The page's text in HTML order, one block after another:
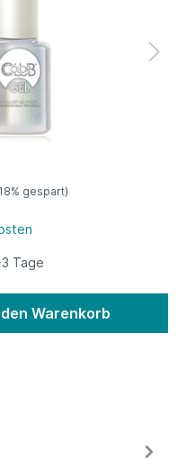
gespart)
Tage
Warenkorb